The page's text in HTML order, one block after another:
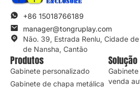
+86 15018766189
manager@tongruplay.com
Não. 39, Estrada Renlu, Cidade
de Nansha, Cantão
Produtos
Gabinete personalizado
Gabinete de chapa metálica
Solução
venda